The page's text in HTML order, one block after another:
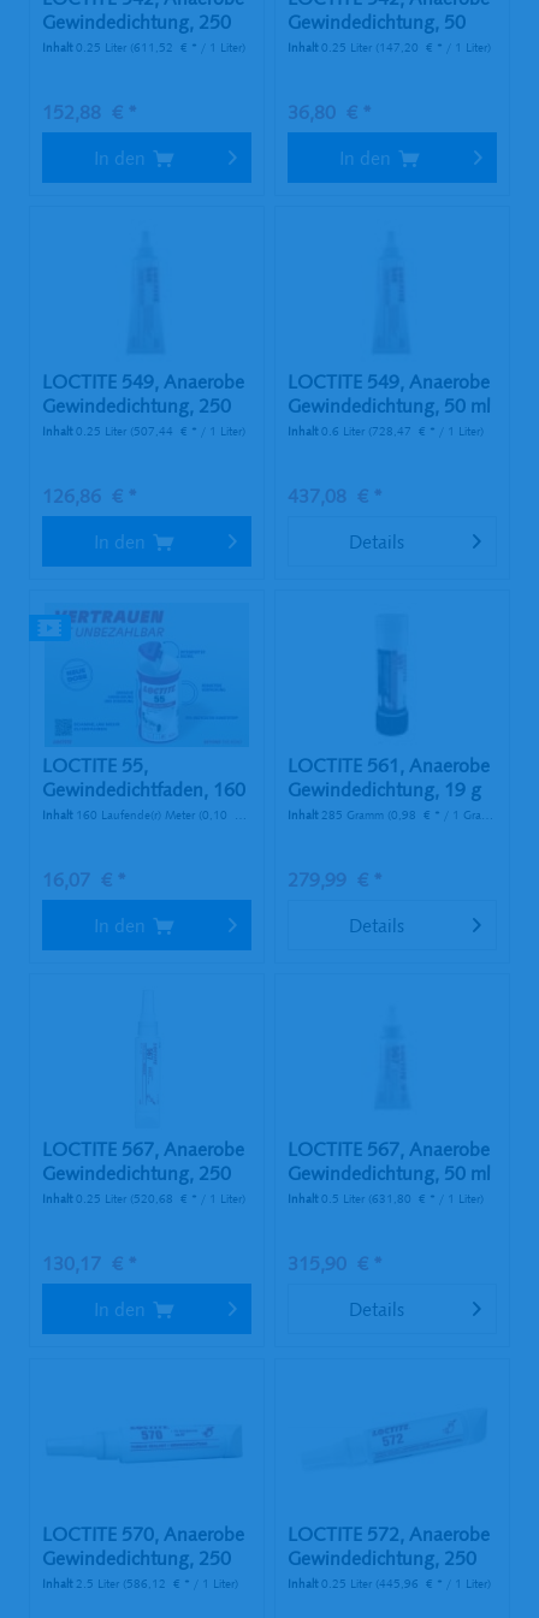
Gewindedichtung, 250
ml...
Inhalt0.25 Liter (611,52 € * / 1 Liter)
152,88 € *
In den
Gewindedichtung, 50
ml...
Inhalt0.25 Liter (147,20 € * / 1 Liter)
36,80 € *
In den
LOCTITE 549, Anaerobe
Gewindedichtung, 250
ml Tube
Inhalt0.25 Liter (507,44 € * / 1 Liter)
126,86 € *
In den
LOCTITE 549, Anaerobe
Gewindedichtung, 50 ml
Tube
Inhalt0.6 Liter (728,47 € * / 1 Liter)
437,08 € *
Details
LOCTITE 55,
Gewindedichtfaden, 160
m Dose
Inhalt 160 Laufende(r) Meter (0,10 € * / 1 Laufende(r) Meter)
16,07 € *
In den
LOCTITE 561, Anaerobe
Gewindedichtung, 19 g
Stick
Inhalt 285 Gramm (0,98 € * / 1 Gramm)
279,99 € *
Details
LOCTITE 567, Anaerobe
Gewindedichtung, 250
ml Tube
Inhalt0.25 Liter (520,68 € * / 1 Liter)
130,17 € *
In den
LOCTITE 567, Anaerobe
Gewindedichtung, 50 ml
Tube
Inhalt0.5 Liter (631,80 € * / 1 Liter)
315,90 € *
Details
LOCTITE 570, Anaerobe
Gewindedichtung, 250
ml Tube
Inhalt 2.5 Liter (586,12 € * / 1 Liter)
LOCTITE 572, Anaerobe
Gewindedichtung, 250
ml Tube
Inhalt0.25 Liter (445,96 € * / 1 Liter)